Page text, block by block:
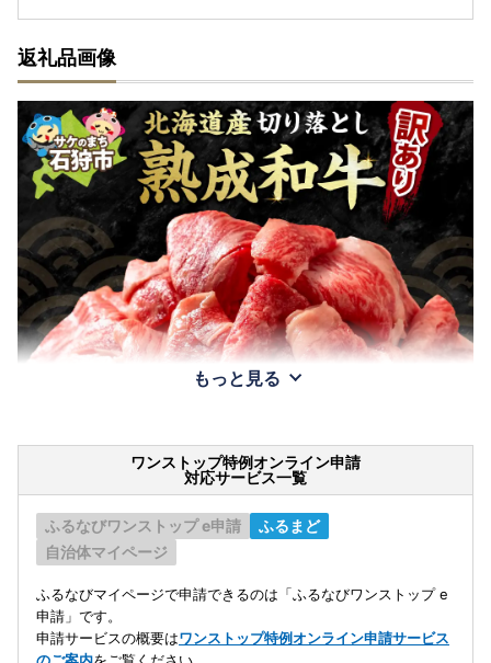
返礼品画像
もっと見る
ワンストップ特例オンライン申請
対応サービス一覧
ふるなびワンストップ e申請
ふるまど
自治体マイページ
ふるなびマイページで申請できるのは「ふるなびワンストップ e
申請」です。
申請サービスの概要はワンストップ特例オンライン申請サービス